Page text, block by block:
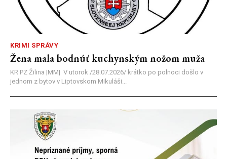
KRIMI SPRÁVY
Žena mala bodnúť kuchynským nožom muža
KR PZ Žilina |MM| V utorok /28.07.2026/ krátko po polnoci došlo v
jednom z bytov v Liptovskom Mikuláši...